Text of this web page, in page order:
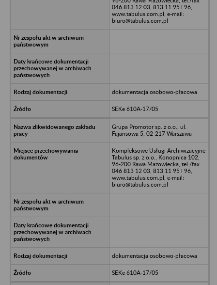
046 813 12 03, 813 11 95 i 96,
www.tabulus.com.pl, e-mail:
biuro@tabulus.com.pl
dokumentacja osobowo-płacowa
SEKe 610A-17/05
Grupa Promotor sp. z o.o., ul.
Fajansowa 5, 02-217 Warszawa
Kompleksowe Usługi Archiwizacyjne
Tabulus sp. z o.o., Konopnica 102,
96-200 Rawa Mazowiecka, tel./fax
046 813 12 03, 813 11 95 i 96,
www.tabulus.com.pl, e-mail:
biuro@tabulus.com.pl
dokumentacja osobowo-płacowa
SEKe 610A-17/05